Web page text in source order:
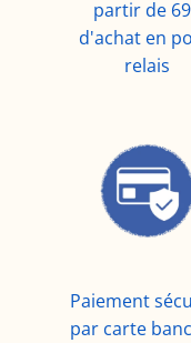
partir de
d'achat en
relais
Paiement
par carte